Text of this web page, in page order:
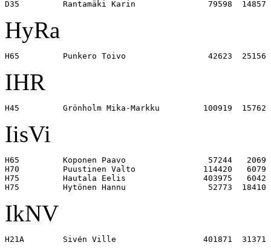
HyRa
IHR
IisVi
H65         Koponen Paavo                 57244   2069
H70         Puustinen Valto              114420   6079
H75         Hautala Eelis                403975   6042
IkNV